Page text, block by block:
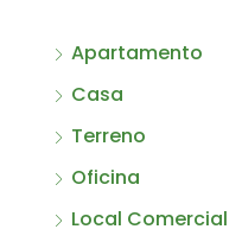
Apartamento
Casa
Terreno
Oficina
Local Comercial